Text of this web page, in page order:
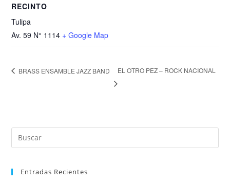
RECINTO
Tulipa
Av. 59 N° 1114 + Google Map
BRASS ENSAMBLE JAZZ BAND EL OTRO PEZ – ROCK NACIONAL
Entradas Recientes